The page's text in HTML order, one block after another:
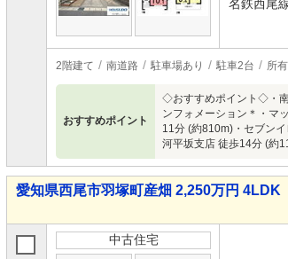
名鉄西尾
2階建て 南道路 駐車場あり 駐車2台 所
おすすめポイント
◇おすすめポイント◇・南
ンフォメーション＊・マ
11分 (約810m)・セブン
河平坂支店 徒歩14分 (約
愛知県西尾市羽塚町産畑 2,250万円 4LDK
中古住宅